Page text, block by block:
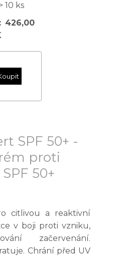
10 ks
426,00
SPF 50+ -
proti
50+
citlivou a reaktivní
v boji proti vzniku,
začervenání.
Chrání před UV